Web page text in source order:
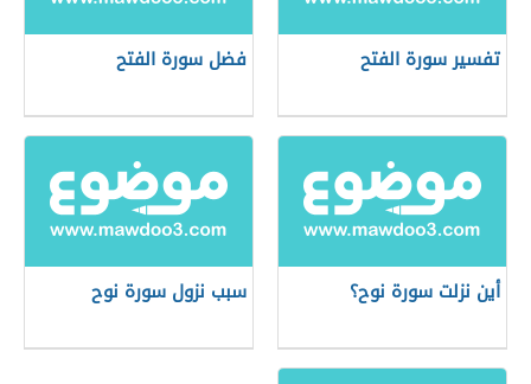
تفسير سورة الفتح فضل سورة الفتح
أين نزلت سورة نوح؟ سبب نزول سورة نوح